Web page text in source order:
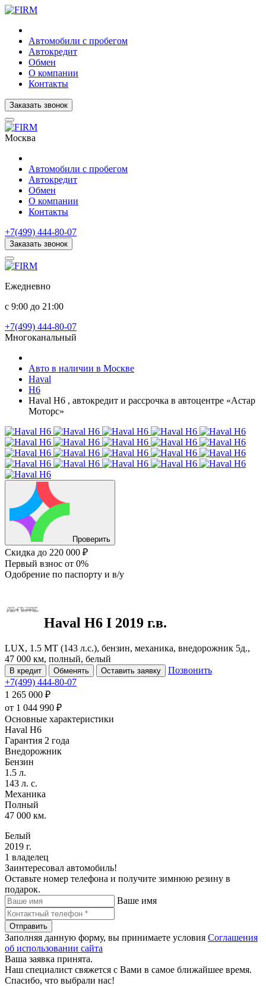
Автомобили с пробегом
Автокредит
Обмен
О компании
Контакты
Заказать звонок
Москва
Автомобили с пробегом
Автокредит
Обмен
О компании
Контакты
+7(499) 444-80-07
Заказать звонок
Ежедневно
с 9:00 до 21:00
+7(499) 444-80-07
Многоканальный
Авто в наличии в Москве
Haval
H6
Haval H6 , автокредит и рассрочка в автоцентре «Астар
Моторс»
Проверить
Скидка до 220 000 ₽
Первый взнос от 0%
Одобрение по паспорту и в/у
Haval H6 I 2019 г.в.
LUX, 1.5 MT (143 л.с.), бензин, механика, внедорожник 5д.,
47 000 км, полный, белый
В кредит Обменять Оставить заявку
Позвонить
+7(499) 444-80-07
1 265 000 ₽
от 1 044 990 ₽
Основные характеристики
Haval H6
Гарантия 2 года
Внедорожник
Бензин
1.5 л.
143 л. с.
Механика
Полный
47 000 км.
Белый
2019 г.
1 владелец
Заинтересовал автомобиль!
Оставьте номер телефона и получите зимнюю резину в
подарок.
Ваше имя
Отправить
Заполняя данную форму, вы принимаете условия Соглашения
об использовании сайта
Ваша заявка принята.
Наш специалист свяжется с Вами в самое ближайшее время.
Спасибо, что выбрали нас!